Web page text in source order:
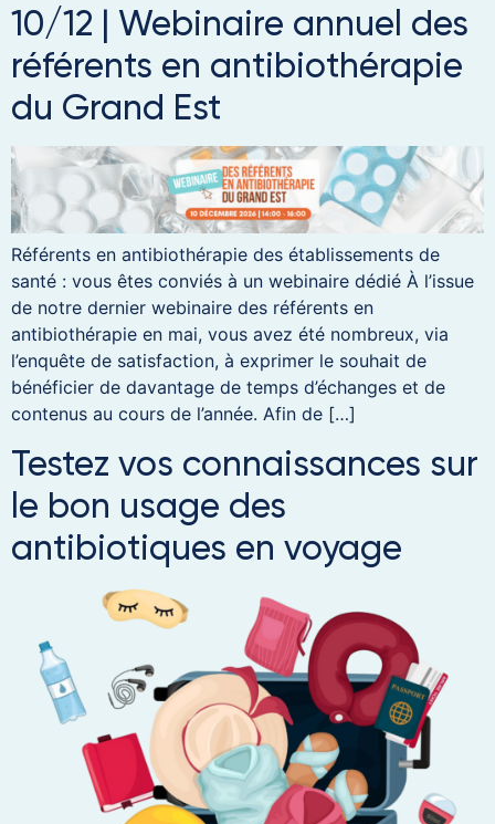
10/12 | Webinaire annuel des
référents en antibiothérapie
du Grand Est
Référents en antibiothérapie des établissements de
santé : vous êtes conviés à un webinaire dédié À l’issue
de notre dernier webinaire des référents en
antibiothérapie en mai, vous avez été nombreux, via
l’enquête de satisfaction, à exprimer le souhait de
bénéficier de davantage de temps d’échanges et de
contenus au cours de l’année. Afin de […]
Testez vos connaissances sur
le bon usage des
antibiotiques en voyage